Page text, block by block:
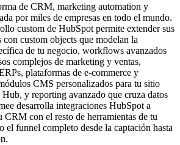
de CRM, marketing automation y
por miles de empresas en todo el mundo.
custom de HubSpot permite extender sus
custom objects que modelan la
de tu negocio, workflows avanzados
complejos de marketing y ventas,
plataformas de e-commerce y
CMS personalizados para tu sitio
y reporting avanzado que cruza datos
desarrolla integraciones HubSpot a
CRM con el resto de herramientas de tu
el funnel completo desde la captación hasta